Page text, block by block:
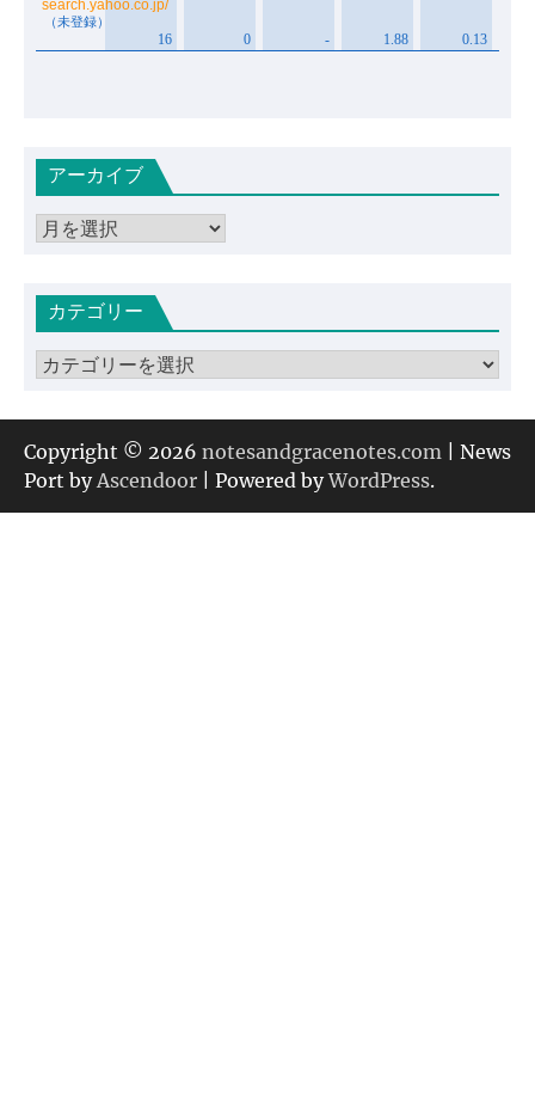
アーカイブ
ア
イカテゴリー
カ
ゴ
リ
ー
Copyright © 2026 notesandgracenotes.com | News
Port byAscendoor | Powered byWordPress.